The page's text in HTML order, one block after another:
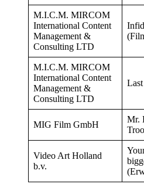
M.I.C.M. MIRCOM
International Content
Management &
Consulting LTD
M.I.C.M. MIRCOM
International Content
Management &
Consulting LTD
MIG Film GmbH
Mr.
Video Art Holland
b.v.